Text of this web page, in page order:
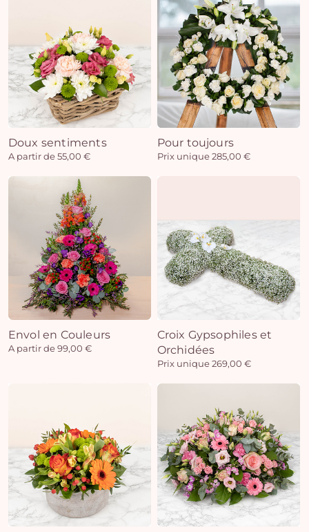
Doux sentiments
A partir de 55,00 €
Pour toujours
Prix unique 285,00 €
Envol en Couleurs
A partir de 99,00 €
Croix Gypsophiles et
Orchidées
Prix unique 269,00 €